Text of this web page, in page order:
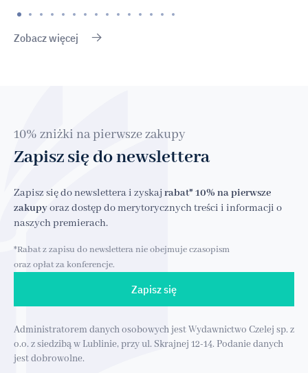
Zobacz więcej
10% zniżki na pierwsze zakupy
Zapisz się do newslettera
Zapisz się do newslettera i zyskaj rabat* 10% na pierwsze
zakupyoraz dostęp do merytorycznych treści i informacji o
naszych premierach.
*Rabat z zapisu do newslettera nie obejmuje czasopism
oraz opłat za konferencje.
Zapisz się
Administratorem danych osobowych jest Wydawnictwo Czelej sp. z
o.o. z siedzibą w Lublinie, przy ul. Skrajnej 12-14. Podanie danych
jest dobrowolne.